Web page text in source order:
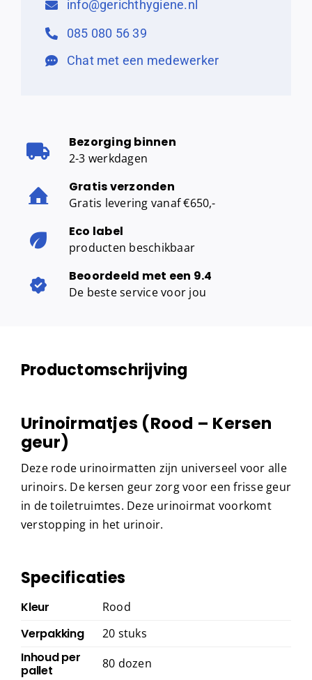
info@gerichthygiene.nl
085 080 56 39
Chat met een medewerker
Bezorging binnen
2-3 werkdagen
Gratis verzonden
Gratis levering vanaf €650,-
Eco label
producten beschikbaar
Beoordeeld met een 9.4
De beste service voor jou
Productomschrijving
Urinoirmatjes (Rood – Kersen
geur)
Deze rode urinoirmatten zijn universeel voor alle
urinoirs. De kersen geur zorg voor een frisse geur
in de toiletruimtes. Deze urinoirmat voorkomt
verstopping in het urinoir.
Specificaties
Kleur Rood
Verpakking 20 stuks
Inhoud per
pallet
80 dozen